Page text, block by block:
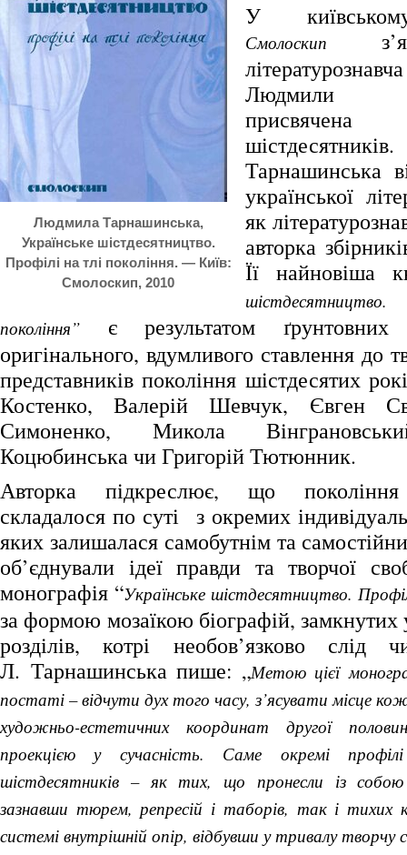
Людмила Тарнашинська,
Українське шістдесятництво.
Профілі на тлі покоління. — Київ:
Смолоскип, 2010
У
Смолоскип
Людмили
Тарнашинська
української
як
авторка
Її найновіша
покоління”
є результатом
оригінального, вдумливого ставлення до
представників покоління шістдесятих
Костенко, Валерій Шевчук, Євген
Симоненко, Микола
Коцюбинська чи Григорій Тютюнник.
Авторка підкреслює, що покоління
складалося по суті з окремих
яких залишалася самобутнім та
об’єднували ідеї правди та творчої
монографія “Українське шістдесятництво.
за формою мозаїкою біографій,
розділів, котрі необов’язково слід
Л. Тарнашинська пише: „Метою цієї
постаті – відчути дух того часу, з’ясувати місце
художньо-естетичних координат другої
проекцією у сучасність. Саме окремі
шістдесятників – як тих, що пронесли із
зазнавши тюрем, репресій і таборів, так і тихих
системі внутрішній опір, відбувши у тривалу